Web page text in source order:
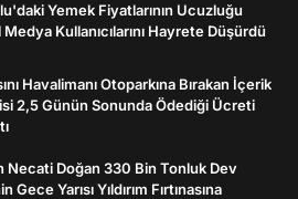
Yemek Fiyatlarının Ucuzluğu
Kullanıcılarını Hayrete Düşürdü
Havalimanı Otoparkına Bırakan İçerik
2,5 Günün Sonunda Ödediği Ücreti
Necati Doğan 330 Bin Tonluk Dev
Gece Yarısı Yıldırım Fırtınasına